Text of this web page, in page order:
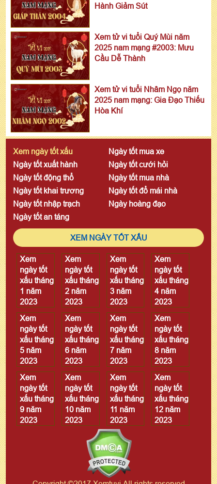
Hành Giảm Sút
Xem tử vi tuổi Quý Mùi năm
2025 nam mạng #2003: Mưu
Cầu Dễ Thành
Xem tử vi tuổi Nhâm Ngọ năm
2025 nam mạng: Gia Đạo Thiếu
Hòa Khí
Xem ngày tốt xấu
Ngày tốt mua xe
Ngày tốt xuất hành
Ngày tốt cưới hỏi
Ngày tốt động thổ
Ngày tốt mua nhà
Ngày tốt khai trương
Ngày tốt đổ mái nhà
Ngày tốt nhập trạch
Ngày hoàng đạo
Ngày tốt an táng
XEM NGÀY TỐT XẤU
Xem
ngày tốt
xấu tháng
1 năm
2023
Xem
ngày tốt
xấu tháng
2 năm
2023
Xem
ngày tốt
xấu tháng
3 năm
2023
Xem
ngày tốt
xấu tháng
4 năm
2023
Xem
ngày tốt
xấu tháng
5 năm
2023
Xem
ngày tốt
xấu tháng
6 năm
2023
Xem
ngày tốt
xấu tháng
7 năm
2023
Xem
ngày tốt
xấu tháng
8 năm
2023
Xem
ngày tốt
xấu tháng
9 năm
2023
Xem
ngày tốt
xấu tháng
10 năm
2023
Xem
ngày tốt
xấu tháng
11 năm
2023
Xem
ngày tốt
xấu tháng
12 năm
2023